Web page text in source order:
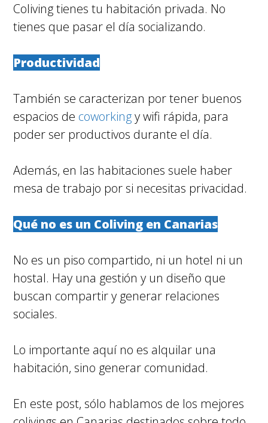
Coliving tienes tu habitación privada. No
tienes que pasar el día socializando.
Productividad
También se caracterizan por tener buenos
espacios de coworkingy wifi rápida, para
poder ser productivos durante el día.
Además, en las habitaciones suele haber
mesa de trabajo por si necesitas privacidad.
Qué no es un Coliving en Canarias
No es un piso compartido, ni un hotel ni un
hostal. Hay una gestión y un diseño que
buscan compartir y generar relaciones
sociales.
Lo importante aquí no es alquilar una
habitación, sino generar comunidad.
En este post, sólo hablamos de los mejores